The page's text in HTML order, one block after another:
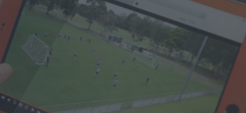
ョン
Hudl Focus Outdoor
Hudl Focus Flex
Wyscout データ
Wyscout フィジカルデータ
ラグビーの分析
バレーボールの分析
部活動・アマチュア向け